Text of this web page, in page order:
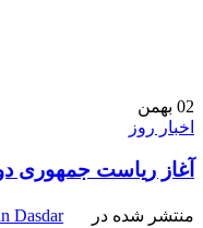
02 بهمن
اخبار روز
آغاز ریاست جمهوری
منتشر شده در
Dasdar